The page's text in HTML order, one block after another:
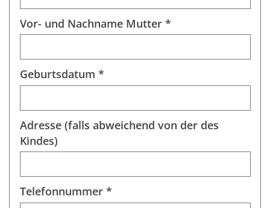
Vor- und Nachname Mutter *
Geburtsdatum *
Adresse (falls abweichend von der des
Kindes)
Telefonnummer *